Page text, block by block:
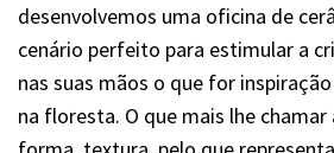
desenvolvemos uma oficina de
cenário perfeito para estimular a
nas suas mãos o que for
na floresta. O que mais lhe